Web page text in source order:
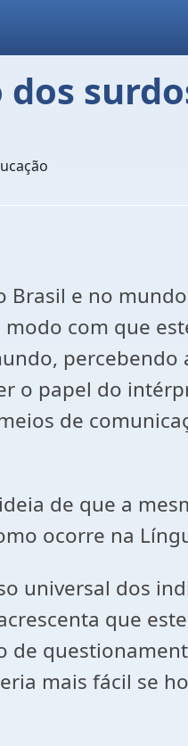
Brasil e no
com que
percebendo
o papel do
de
de que a
ocorre na
universal dos
que
de
mais fácil se